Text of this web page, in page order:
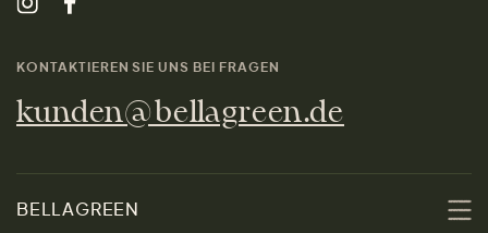
KONTAKTIEREN SIE UNS BEI FRAGEN
kunden@bellagreen.de
BELLAGREEN